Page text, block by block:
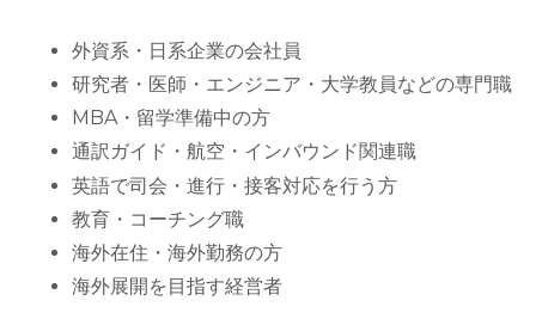
外資系・日系企業の会社員
研究者・医師・エンジニア・大学教員などの専門職
MBA・留学準備中の方
通訳ガイド・航空・インバウンド関連職
英語で司会・進行・接客対応を行う方
教育・コーチング職
海外在住・海外勤務の方
海外展開を目指す経営者